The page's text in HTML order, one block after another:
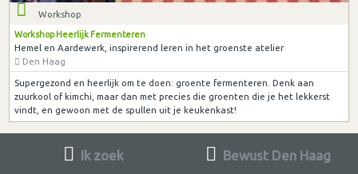
Workshop
Workshop Heerlijk Fermenteren
Hemel en Aardewerk, inspirerend leren in het groenste atelier
Den Haag
Supergezond en heerlijk om te doen: groente fermenteren. Denk aan
zuurkool of kimchi, maar dan met precies die groenten die je het lekkerst
vindt, en gewoon met de spullen uit je keukenkast!
Ik zoek Bewust Den Haag